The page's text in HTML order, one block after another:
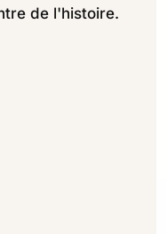
de l'histoire.